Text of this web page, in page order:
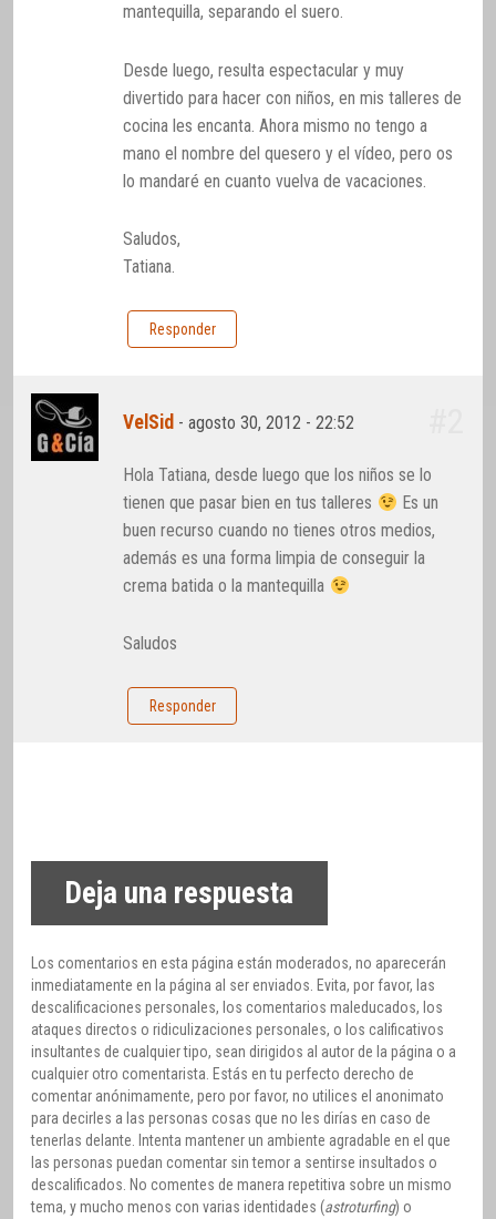
mantequilla, separando el suero.
Desde luego, resulta espectacular y muy
divertido para hacer con niños, en mis talleres de
cocina les encanta. Ahora mismo no tengo a
mano el nombre del quesero y el vídeo, pero os
lo mandaré en cuanto vuelva de vacaciones.
Saludos,
Tatiana.
Responder
VelSid -agosto 30, 2012 - 22:52
Hola Tatiana, desde luego que los niños se lo
tienen que pasar bien en tus talleres
Es un
buen recurso cuando no tienes otros medios,
además es una forma limpia de conseguir la
crema batida o la mantequilla
Saludos
Responder
Deja una respuesta
Los comentarios en esta página están moderados, no aparecerán
inmediatamente en la página al ser enviados. Evita, por favor, las
descalificaciones personales, los comentarios maleducados, los
ataques directos o ridiculizaciones personales, o los calificativos
insultantes de cualquier tipo, sean dirigidos al autor de la página o a
cualquier otro comentarista. Estás en tu perfecto derecho de
comentar anónimamente, pero por favor, no utilices el anonimato
para decirles a las personas cosas que no les dirías en caso de
tenerlas delante. Intenta mantener un ambiente agradable en el que
las personas puedan comentar sin temor a sentirse insultados o
descalificados. No comentes de manera repetitiva sobre un mismo
tema, y mucho menos con varias identidades (astroturfing) o